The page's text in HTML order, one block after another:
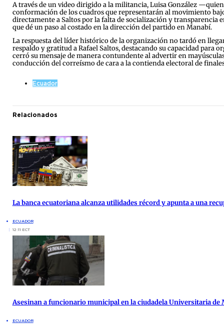
A través de un video dirigido a la militancia, Luisa González
conformación de los cuadros que representarán al movimiento
directamente a Saltos por la falta de socialización y transparencia
que dé un paso al costado en la dirección del partido en Manabí.
La respuesta del líder histórico de la organización no tardó en
respaldo y gratitud a Rafael Saltos, destacando su capacidad para
cerró su mensaje de manera contundente al advertir en
conducción del correísmo de cara a la contienda electoral de
Ecuador
Relacionados
La banca ecuatoriana alcanza utilidades récord y apunta a una
ECUADOR
12:11 ECT
Asesinan a funcionario municipal en la ciudadela Universitaria de
ECUADOR